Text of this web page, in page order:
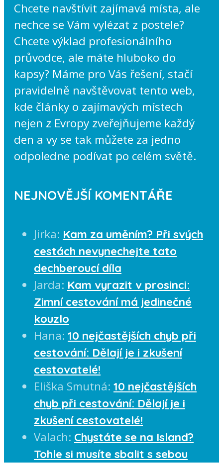
Chcete navštívit zajímavá místa, ale
nechce se Vám vylézat z postele?
Chcete výklad profesionálního
průvodce, ale máte hluboko do
kapsy? Máme pro Vás řešení, stačí
pravidelně navštěvovat tento web,
kde články o zajímavých místech
nejen z Evropy zveřejňujeme každý
den a vy se tak můžete za jedno
odpoledne podívat po celém světě.
NEJNOVĚJŠÍ KOMENTÁŘE
Jirka: Kam za uměním? Při svých
cestách nevynechejte tato
dechberoucí díla
Jarda: Kam vyrazit v prosinci:
Zimní cestování má jedinečné
kouzlo
Hana: 10 nejčastějších chyb při
cestování: Dělají je i zkušení
cestovatelé!
Eliška Smutná: 10 nejčastějších
chyb při cestování: Dělají je i
zkušení cestovatelé!
Valach: Chystáte se na Island?
Tohle si musíte sbalit s sebou